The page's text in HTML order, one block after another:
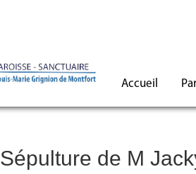
Accueil
Sépulture de M